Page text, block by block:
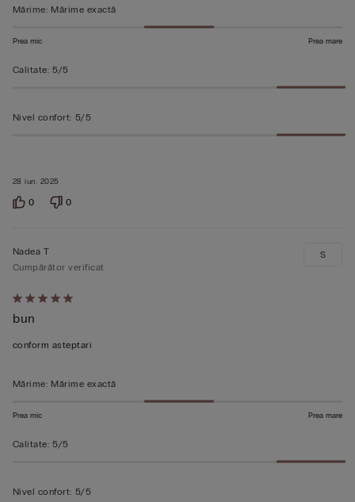
28 iun. 2025
Mărime: Mărime exactă
Prea mic Prea mare
Calitate: 5/5
Nivel confort: 5/5
0 0
Evaluat
5
din
Nadea T
Cumpărător verificat
bun
conform asteptari
S
Mărime: Mărime exactă
Prea mic Prea mare
Calitate: 5/5
Nivel confort: 5/5